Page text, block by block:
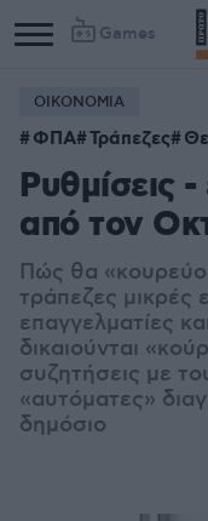
Games
ΟΙΚΟΝΟΜΙΑ
ΦΠΑ Τράπεζες
Ρυθμίσεις
από τον
Πώς θα
τράπεζες μικρές
επαγγελματίες
δικαιούνται
συζητήσεις με
«αυτόματες»
δημόσιο